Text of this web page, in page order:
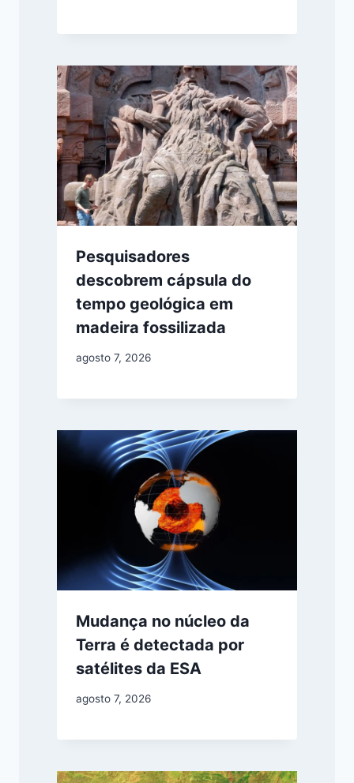
Pesquisadores
descobrem cápsula do
tempo geológica em
madeira fossilizada
agosto 7, 2026
Mudança no núcleo da
Terra é detectada por
satélites da ESA
agosto 7, 2026